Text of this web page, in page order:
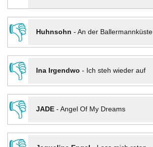
👎
Huhnsohn - An der Ballermannküste
👎
Ina Irgendwo - Ich steh wieder auf
👎
JADE- Angel Of My Dreams